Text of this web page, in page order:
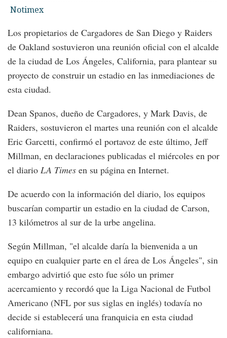
Notimex
Los propietarios de Cargadores de San Diego y Raiders
de Oakland sostuvieron una reunión oficial con el alcalde
de la ciudad de Los Ángeles, California, para plantear su
proyecto de construir un estadio en las inmediaciones de
esta ciudad.
Dean Spanos, dueño de Cargadores, y Mark Davis, de
Raiders, sostuvieron el martes una reunión con el alcalde
Eric Garcetti, confirmó el portavoz de este último, Jeff
Millman, en declaraciones publicadas el miércoles en por
el diario LA Times en su página en Internet.
De acuerdo con la información del diario, los equipos
buscarían compartir un estadio en la ciudad de Carson,
13 kilómetros al sur de la urbe angelina.
Según Millman, "el alcalde daría la bienvenida a un
equipo en cualquier parte en el área de Los Ángeles", sin
embargo advirtió que esto fue sólo un primer
acercamiento y recordó que la Liga Nacional de Futbol
Americano (NFL por sus siglas en inglés) todavía no
decide si establecerá una franquicia en esta ciudad
californiana.